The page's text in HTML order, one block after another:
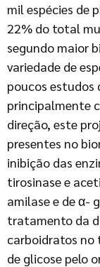
mil espécies de
22% do total
segundo maior
variedade de
poucos estudos
principalmente
direção, este
presentes no
inibição das
tirosinase e
amilase e de α-
tratamento da
carboidratos no
de glicose pelo